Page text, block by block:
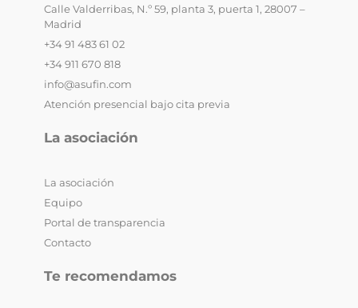
Calle Valderribas, N.º 59, planta 3, puerta 1, 28007 –
Madrid
+34 91 483 61 02
+34 911 670 818
info@asufin.com
Atención presencial bajo cita previa
La asociación
La asociación
Equipo
Portal de transparencia
Contacto
Te recomendamos